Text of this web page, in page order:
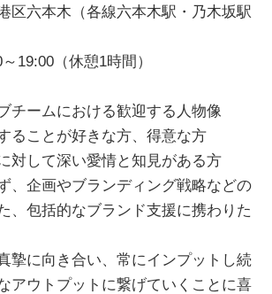
区六本木（各線六本木駅・乃木坂駅
19:00（休憩1時間）
チームにおける歓迎する人物像
ることが好きな方、得意な方
対して深い愛情と知見がある方
、企画やブランディング戦略などの
、包括的なブランド支援に携わりた
摯に向き合い、常にインプットし続
アウトプットに繋げていくことに喜